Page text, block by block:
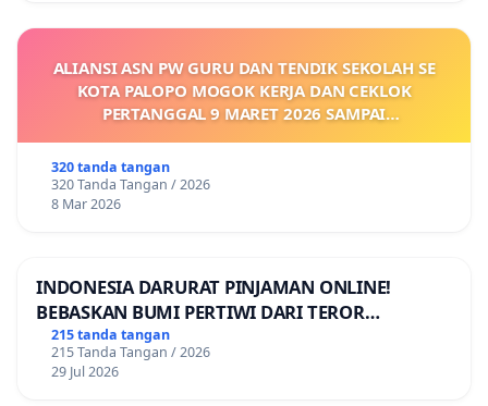
ALIANSI ASN PW GURU DAN TENDIK SEKOLAH SE
KOTA PALOPO MOGOK KERJA DAN CEKLOK
PERTANGGAL 9 MARET 2026 SAMPAI
KEJELASAN SUMBER GAJI POKOK
320 tanda tangan
320 Tanda Tangan / 2026
8 Mar 2026
INDONESIA DARURAT PINJAMAN ONLINE!
BEBASKAN BUMI PERTIWI DARI TEROR
PINJAMAN ONLINE! TUTUP PINJOL!
215 tanda tangan
215 Tanda Tangan / 2026
29 Jul 2026